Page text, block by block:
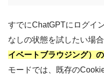
すでにChatGPTにログイ
なしの状態を試したい場合
イベートブラウジング）
モードでは、既存の